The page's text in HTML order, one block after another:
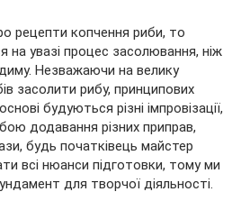
рецепти копчення риби, то
на увазі процес засолювання, ніж
Незважаючи на велику
засолити рибу, принципових
будуються різні імпровізації,
додавання різних приправ,
будь початківець майстер
всі нюанси підготовки, тому ми
для творчої діяльності.